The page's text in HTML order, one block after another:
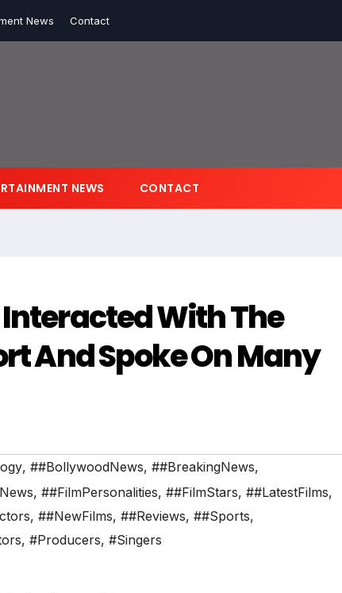
News Contact
NEWS CONTACT
With The
And Spoke On Many
, ##BollywoodNews, ##BreakingNews,
, ##FilmPersonalities, ##FilmStars, ##LatestFilms,
, ##NewFilms, ##Reviews, ##Sports,
, #Producers, #Singers